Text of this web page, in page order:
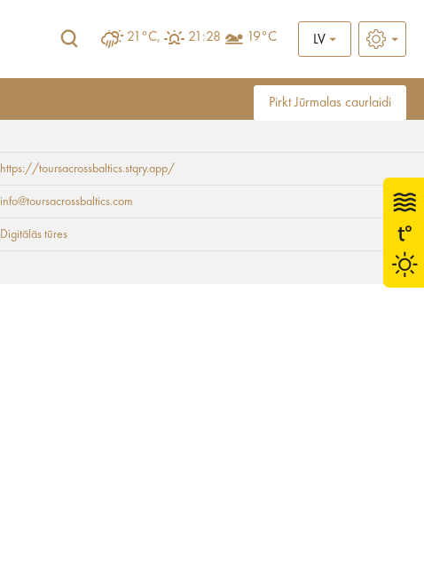
21°C, 21:28 19°C LV
Pirkt Jūrmalas caurlaidi
Baltijas
https://toursacrossbaltics.stqry.app/
info@toursacrossbaltics.com
Digitālās tūres